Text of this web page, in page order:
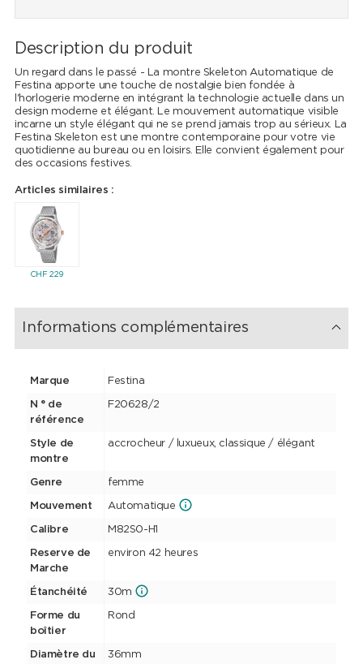
Description du produit
Un regard dans le passé - La montre Skeleton Automatique de
Festina apporte une touche de nostalgie bien fondée à
l'horlogerie moderne en intégrant la technologie actuelle dans un
design moderne et élégant. Le mouvement automatique visible
incarne un style élégant qui ne se prend jamais trop au sérieux. La
Festina Skeleton est une montre contemporaine pour votre vie
quotidienne au bureau ou en loisirs. Elle convient également pour
des occasions festives.
Articles similaires :
CHF229
Informations complémentaires
Marque Festina
N ° de
référence
F20628/2
Style de
montre
accrocheur / luxueux, classique / élégant
Genre femme
Mouvement Automatique
Calibre M82S0-H1
Reserve de
Marche
environ 42 heures
Étanchéité 30m
Forme du
boîtier
Rond
Diamètre du
36mm